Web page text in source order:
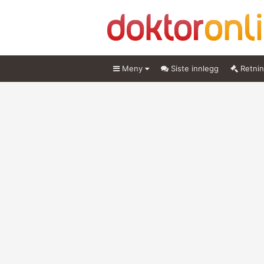
Meny Siste innlegg